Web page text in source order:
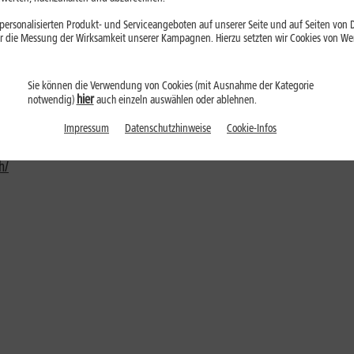
wieder aufgeladen werden. Das HUAWEI nova9 SE besitzt
für Makroaufnahmen und Tiefenverfolgung besteht.
Zum einen bieten sie einen glasklaren Klang und
sowie eine starke Akkulaufzeit.
eine Registrierung bis zum 15. Mai 2022 über folgenden Link
Produkt- und Serviceangeboten auf unserer Seite und auf Seiten von
Messung der Wirksamkeit unserer Kampagnen. Hierzu setzten wir Cookies von
Sie können die Verwendung von Cookies (mit Ausnahme der Kategorie
notwendig) hierauch einzeln auswählen oder ablehnen.
Impressum Datenschutzhinweise Cookie-Infos